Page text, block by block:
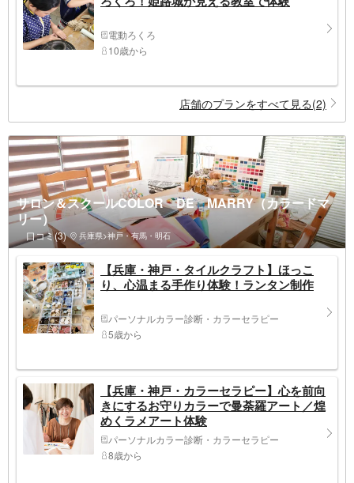
電動ろくろ
10歳から
店舗のプランをすべて見る(2)
サロン＆スクールCOLOR DE MARRY（カラードマ
リー）
口コミ(3) 兵庫県>神戸・有馬・明石
【兵庫・神戸・タイルクラフト】ほっこ
り、心温まる手作り体験！ランタン制作
パーソナルカラー診断・カラーセラピー
5歳から
【兵庫・神戸・カラーセラピー】心を前向
きにするお守りカラーで曼荼羅アート／煌
めくラメアート体験
パーソナルカラー診断・カラーセラピー
8歳から